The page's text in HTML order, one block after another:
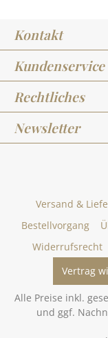
Kontakt
Kundenservice
Rechtliches
Newsletter
Versand &
Bestellvorgang
Widerrufsrecht
Vertrag
Alle Preise inkl.
und ggf.